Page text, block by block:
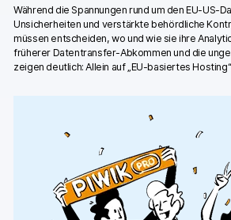
Piwik PRO
Community
Kontakt
Während die Spannungen rund um den EU-
Unsicherheiten und verstärkte behördliche
müssen entscheiden, wo und wie sie ihre
früherer Datentransfer-Abkommen und die
zeigen deutlich: Allein auf „EU-basiertes